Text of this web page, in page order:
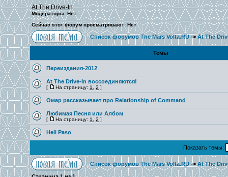
At The Drive-In
Модераторы: Нет
Сейчас этот форум просматривают: Нет
Список форумов The Mars Volta.RU->At The
Темы
Переиздания-2012
At The Drive-In воссоединяются!
[ На страницу: 1 2 ]
Омар рассказывает про Relationship of Command
Любимая Песня или Албом
[ На страницу: 1 2 ]
Hell Paso
Показать темы:
Список форумов The Mars Volta.RU->At The